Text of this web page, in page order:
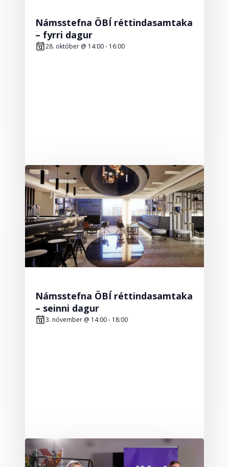
Námsstefna ÖBÍ réttindasamtaka
– fyrri dagur
28. október @ 14:00- 16:00
Námsstefna ÖBÍ réttindasamtaka
– seinni dagur
3. nóvember @ 14:00- 18:00